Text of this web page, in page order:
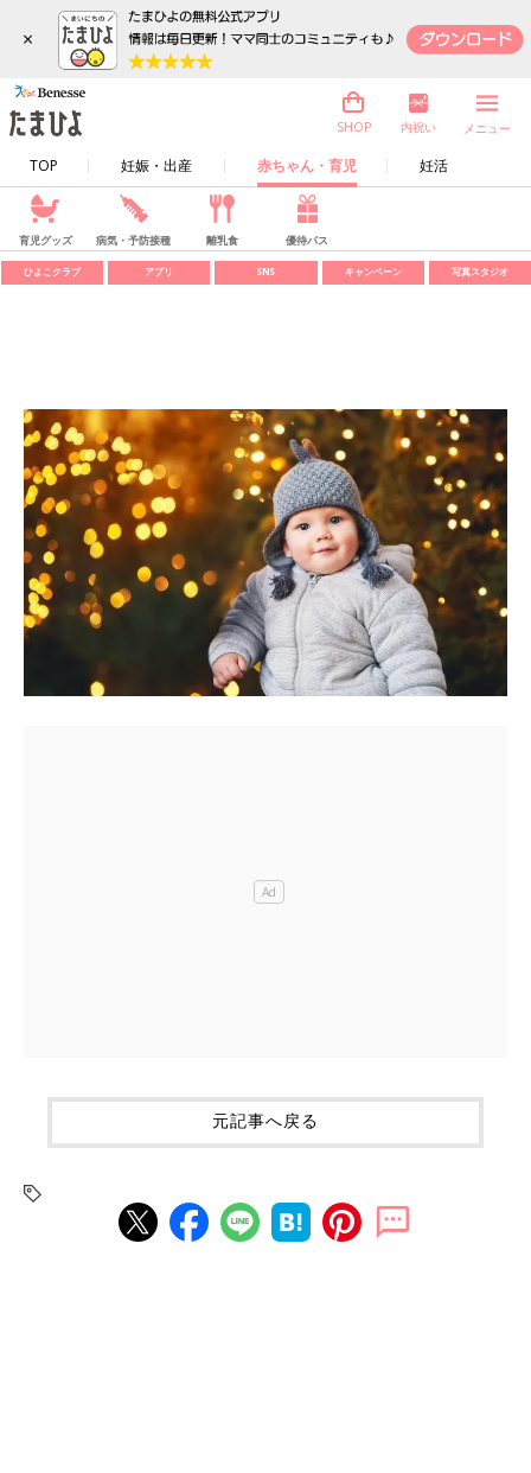
×
TOP 妊娠・出産 赤ちゃん・育児 妊活
SHOP 内祝い メニュー
育児グッズ 病気・予防接種 離乳食 優待パス
ひよこクラブ アプリ SNS キャンペーン 写真スタジオ
元記事へ戻る